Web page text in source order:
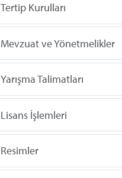
Tertip Kurulları
Mevzuat ve Yönetmelikler
Yarışma Talimatları
Lisans İşlemleri
Resimler